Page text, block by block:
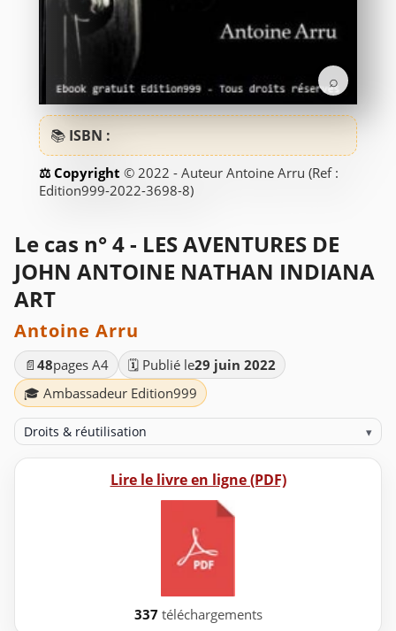
⌕
📚 ISBN :
© 2022 - Auteur Antoine Arru (Ref :
Edition999-2022-3698-8)
Le cas n° 4 - LES AVENTURES DE
JOHN ANTOINE NATHAN INDIANA
ART
Antoine Arru
📄 48pages A4 🗓️ Publié le29 juin 2022
🎓 Ambassadeur Edition999
Droits & réutilisation ▾
Lire le livre en ligne (PDF)
337 téléchargements